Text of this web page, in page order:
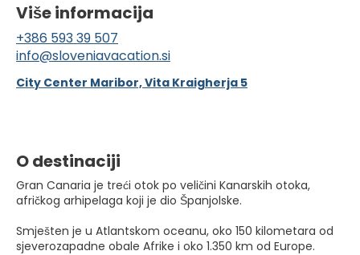
Više informacija
+386 593 39 507
info@sloveniavacation.si
City Center Maribor, Vita Kraigherja 5
O destinaciji
Gran Canaria je treći otok po veličini Kanarskih otoka,
afričkog arhipelaga koji je dio Španjolske.
Smješten je u Atlantskom oceanu, oko 150 kilometara od
sjeverozapadne obale Afrike i oko 1.350 km od Europe.